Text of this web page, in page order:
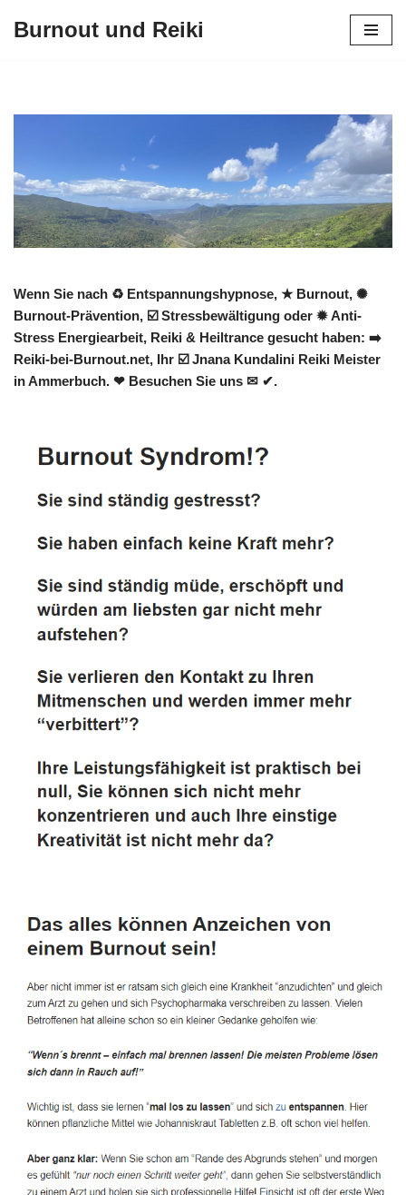
Burnout und Reiki
Wenn Sie nach ♻ Entspannungshypnose, ★ Burnout, ✺
Burnout-Prävention, ☑️ Stressbewältigung oder ✹ Anti-
Stress Energiearbeit, Reiki & Heiltrance gesucht haben: ➡️
Reiki-bei-Burnout.net, Ihr ☑️ Jnana Kundalini Reiki Meister
in Ammerbuch. ❤ Besuchen Sie uns ✉ ✔.